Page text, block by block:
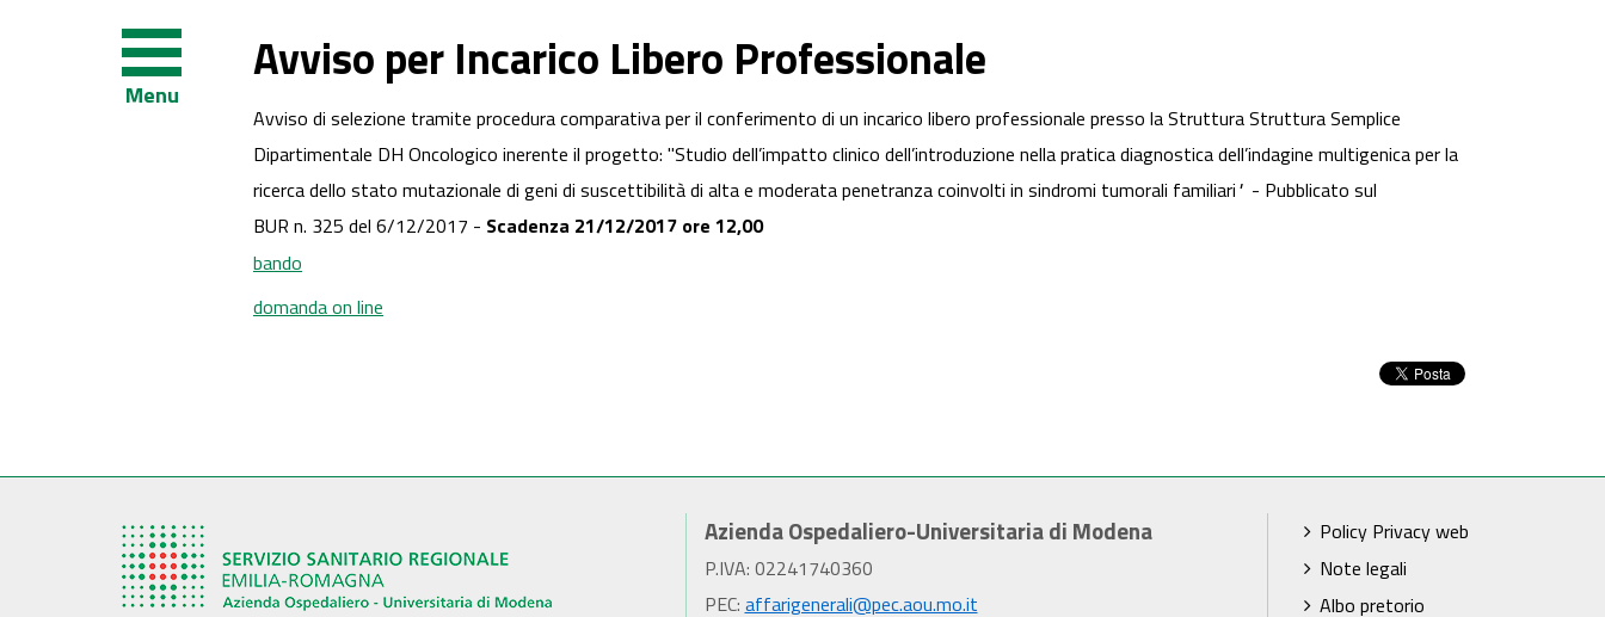
Menu
Avviso per Incarico Libero Professionale
Avviso di selezione tramite procedura comparativa per il conferimento di un incarico libero professionale presso la Struttura Struttura Semplice
Dipartimentale DH Oncologico inerente il progetto: "Studio dell’impatto clinico dell’introduzione nella pratica diagnostica dell’indagine multigenica per la
ricerca dello stato mutazionale di geni di suscettibilità di alta e moderata penetranza coinvolti in sindromi tumorali familiari"- Pubblicato sul
BUR n. 325 del 6/12/2017 - Scadenza 21/12/2017 ore 12,00
bando
domanda on line
Azienda Ospedaliero-Universitaria di Modena
P.IVA: 02241740360
PEC: affarigenerali@pec.aou.mo.it
Policy Privacy web
Note legali
Albo pretorio